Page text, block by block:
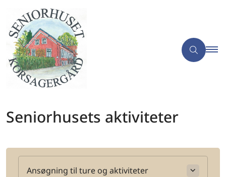
Seniorhusets aktiviteter
Ansøgning til ture og aktiviteter